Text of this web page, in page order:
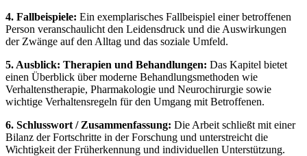
4. Fallbeispiele: Ein exemplarisches Fallbeispiel einer betroffenen
Person veranschaulicht den Leidensdruck und die Auswirkungen
der Zwänge auf den Alltag und das soziale Umfeld.
5. Ausblick: Therapien und Behandlungen: Das Kapitel bietet
einen Überblick über moderne Behandlungsmethoden wie
Verhaltenstherapie, Pharmakologie und Neurochirurgie sowie
wichtige Verhaltensregeln für den Umgang mit Betroffenen.
6. Schlusswort / Zusammenfassung: Die Arbeit schließt mit einer
Bilanz der Fortschritte in der Forschung und unterstreicht die
Wichtigkeit der Früherkennung und individuellen Unterstützung.